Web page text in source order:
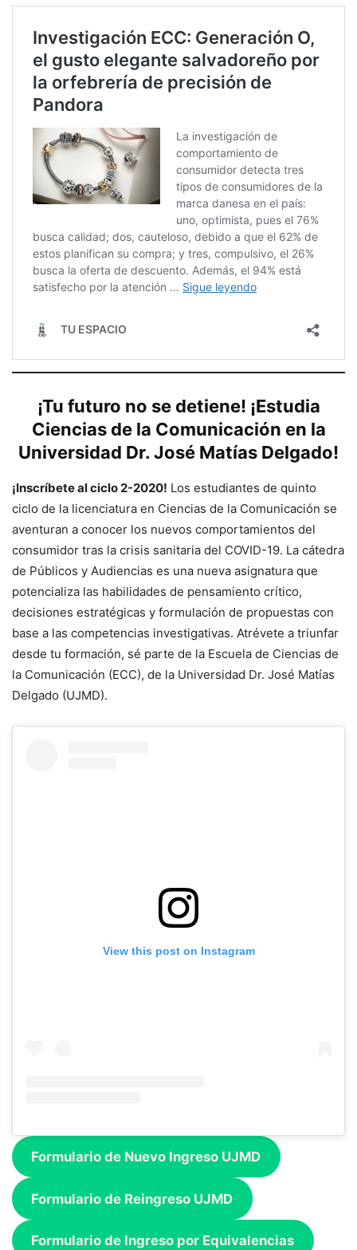
¡Tu futuro no se detiene! ¡Estudia
Ciencias de la Comunicación en la
Universidad Dr. José Matías Delgado!
¡Inscríbete al ciclo 2-2020! Los estudiantes de quinto
ciclo de la licenciatura en Ciencias de la Comunicación se
aventuran a conocer los nuevos comportamientos del
consumidor tras la crisis sanitaria del COVID-19. La cátedra
de Públicos y Audiencias es una nueva asignatura que
potencializa las habilidades de pensamiento crítico,
decisiones estratégicas y formulación de propuestas con
base a las competencias investigativas. Atrévete a triunfar
desde tu formación, sé parte de la Escuela de Ciencias de
la Comunicación (ECC), de la Universidad Dr. José Matías
Delgado (UJMD).
View this post on Instagram
Formulario de Nuevo Ingreso UJMD
Formulario de Reingreso UJMD
Formulario de Ingreso por Equivalencias